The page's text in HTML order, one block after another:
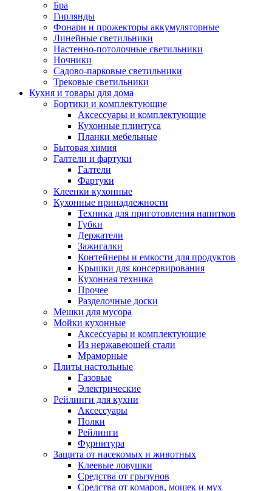
Бра
Гирлянды
Фонари и прожекторы аккумуляторные
Линейные светильники
Настенно-потолочные светильники
Ночники
Садово-парковые светильники
Трековые светильники
Кухня и товары для дома
Бортики и комплектующие
Аксессуары и комплектующие
Кухонные плинтуса
Планки мебельные
Бытовая химия
Галтели и фартуки
Галтели
Фартуки
Клеенки кухонные
Кухонные принадлежности
Техника для приготовления напитков
Губки
Держатели
Зажигалки
Контейнеры и емкости для продуктов
Крышки для консервирования
Кухонная техника
Прочее
Разделочные доски
Мешки для мусора
Мойки кухонные
Аксессуары и комплектующие
Из нержавеющей стали
Мраморные
Плиты настольные
Газовые
Электрические
Рейлинги для кухни
Аксессуары
Полки
Рейлинги
Фурнитура
Защита от насекомых и животных
Клеевые ловушки
Средства от грызунов
Средства от комаров, мошек и мух